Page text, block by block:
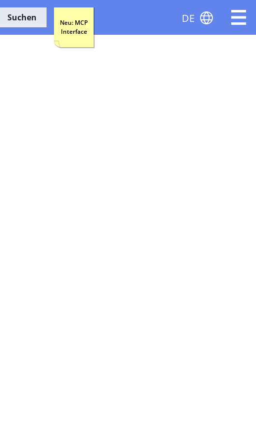
Suchen
Neu: MCP
Interface
DE